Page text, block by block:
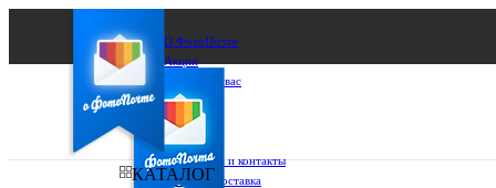
О ФотоПочте
Акции
Сделаем за вас
Бизнесу
FAQ
Франшиза
Поддержка и контакты
Оплата и доставка
КАТАЛОГ